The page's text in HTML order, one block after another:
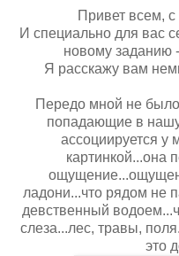
Привет всем,
И специально для вас
новому заданию -
Я расскажу вам
Передо мной не было
попадающие в нашу
ассоциируется у
картинкой...она
ладони...что рядом не
девственный
слеза...лес, травы,
это